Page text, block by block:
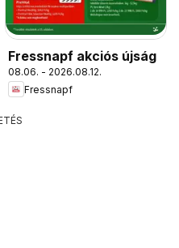
Fressnapf akciós újság
08.06. - 2026.08.12.
Fressnapf